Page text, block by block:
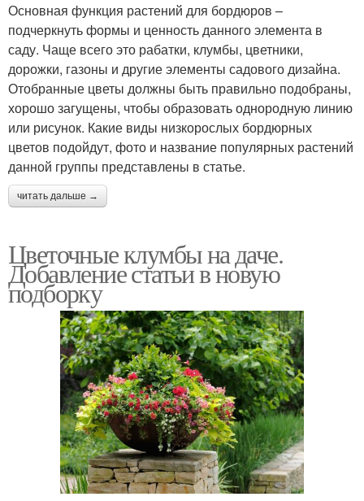
Основная функция растений для бордюров –
подчеркнуть формы и ценность данного элемента в
саду. Чаще всего это рабатки, клумбы, цветники,
дорожки, газоны и другие элементы садового дизайна.
Отобранные цветы должны быть правильно подобраны,
хорошо загущены, чтобы образовать однородную линию
или рисунок. Какие виды низкорослых бордюрных
цветов подойдут, фото и название популярных растений
данной группы представлены в статье.
читать дальше →
Цветочные клумбы на даче.
Добавление статьи в новую
подборку